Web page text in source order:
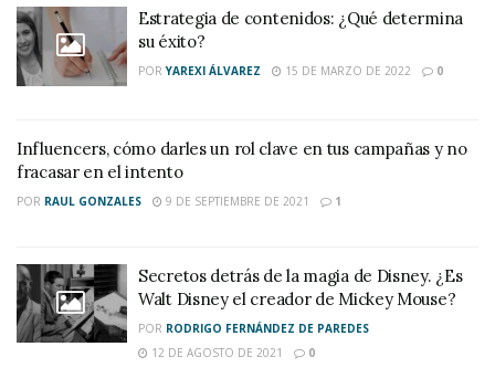
Estrategia de contenidos: ¿Qué determina
su éxito?
POR YAREXI ÁLVAREZ 15 DE MARZO DE 2022 0
Influencers, cómo darles un rol clave en tus campañas y no
fracasar en el intento
POR RAUL GONZALES 9 DE SEPTIEMBRE DE 2021 1
Secretos detrás de la magia de Disney. ¿Es
Walt Disney el creador de Mickey Mouse?
POR RODRIGO FERNÁNDEZ DE PAREDES
12 DE AGOSTO DE 2021
0